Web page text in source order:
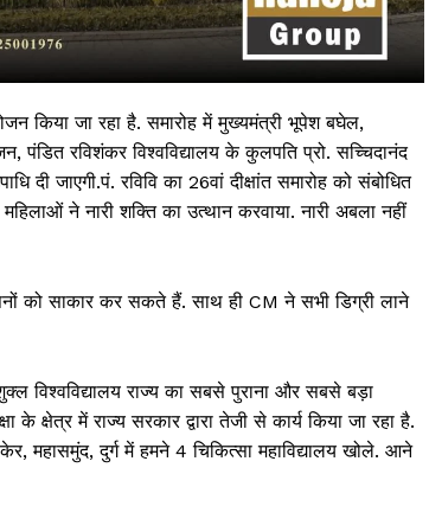
Khabarchalisa News
किया जा रहा है. समारोह में मुख्यमंत्री भूपेश बघेल,
पंडित रविशंकर विश्वविद्यालय के कुलपति प्रो. सच्चिदानंद
जाएगी.पं. रविवि का 26वां दीक्षांत समारोह को संबोधित
ने नारी शक्ति का उत्थान करवाया. नारी अबला नहीं
को साकार कर सकते हैं. साथ ही CM ने सभी डिग्री लाने
विश्वविद्यालय राज्य का सबसे पुराना और सबसे बड़ा
के क्षेत्र में राज्य सरकार द्वारा तेजी से कार्य किया जा रहा है.
महासमुंद, दुर्ग में हमने 4 चिकित्सा महाविद्यालय खोले. आने